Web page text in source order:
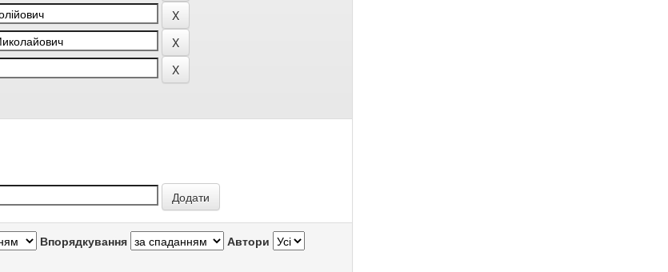
Впорядкування Автори